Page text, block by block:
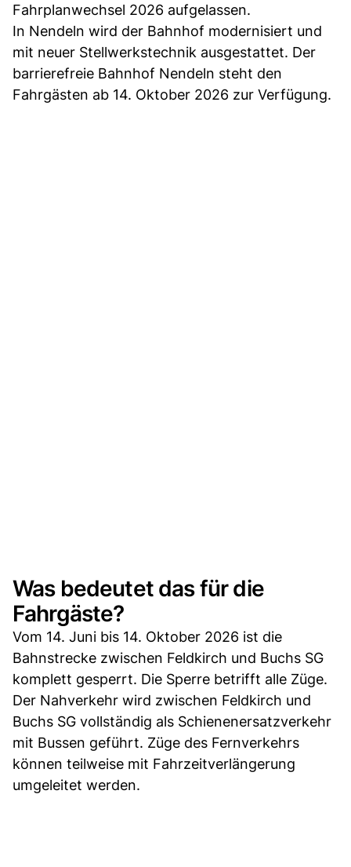
Fahrplanwechsel 2026 aufgelassen.
In Nendeln wird der Bahnhof modernisiert und
mit neuer Stellwerkstechnik ausgestattet. Der
barrierefreie Bahnhof Nendeln steht den
Fahrgästen ab 14. Oktober 2026 zur Verfügung.
Was bedeutet das für die
Fahrgäste?
Vom 14. Juni bis 14. Oktober 2026 ist die
Bahnstrecke zwischen Feldkirch und Buchs SG
komplett gesperrt. Die Sperre betrifft alle Züge.
Der Nahverkehr wird zwischen Feldkirch und
Buchs SG vollständig als Schienenersatzverkehr
mit Bussen geführt. Züge des Fernverkehrs
können teilweise mit Fahrzeitverlängerung
umgeleitet werden.